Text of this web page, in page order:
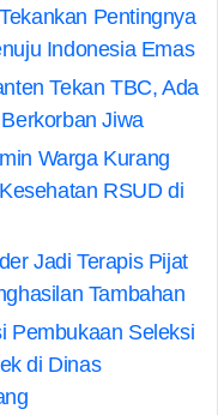
Pentingnya
Indonesia Emas
Tekan TBC, Ada
Jiwa
Warga Kurang
RSUD di
Jadi Terapis Pijat
Tambahan
Pembukaan Seleksi
di Dinas